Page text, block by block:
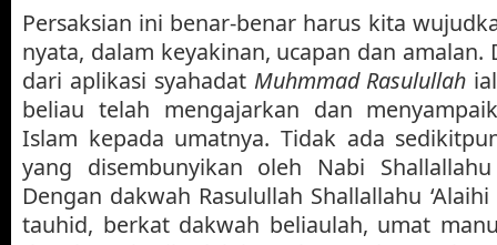
Persaksian ini benar-benar harus kita
nyata, dalam keyakinan, ucapan dan amalan.
dari aplikasi syahadat Muhmmad Rasulullah
beliau telah mengajarkan dan
Islam kepada umatnya. Tidak ada
yang disembunyikan oleh Nabi
Dengan dakwah Rasulullah Shallallahu
tauhid, berkat dakwah beliaulah, umat